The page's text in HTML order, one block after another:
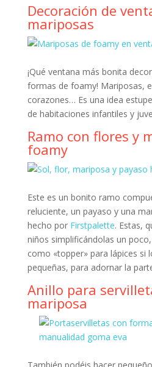
Decoración de
mariposas
¡Qué ventana más bonita
formas de foamy! Mariposas,
corazones… Es una idea
de habitaciones infantiles y
Ramo con flores y
foamy
Este es un bonito ramo
reluciente, un payaso y una
hecho por Firstpalette. Estas,
niños simplificándolas un
como «topper» para lápices si
pequeñas, para adornar la
Anillo para
mariposa